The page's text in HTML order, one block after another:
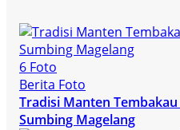
6 Foto
Berita Foto
Tradisi Manten
Sumbing Magelang